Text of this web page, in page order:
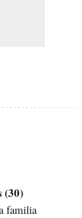
(30)
familia